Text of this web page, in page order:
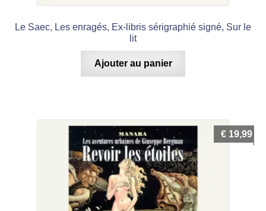
Le Saec, Les enragés, Ex-libris sérigraphié signé, Sur le
lit
Ajouter au panier
€ 19,99